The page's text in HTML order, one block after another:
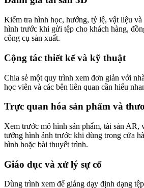
Kiểm tra hình học, hướng, tỷ lệ, vật liệu
hình trước khi gửi tệp cho khách hàng,
công cụ sản xuất.
Cộng tác thiết kế và kỹ thuật
Chia sẻ một quy trình xem đơn giản với
học viên và các bên liên quan cần hiểu
Trực quan hóa sản phẩm và
Xem trước mô hình sản phẩm, tài sản AR,
tưởng hình ảnh trước khi dùng trong cửa
hình hoặc bài thuyết trình.
Giáo dục và xử lý sự cố
Dùng trình xem để giảng dạy định dạng